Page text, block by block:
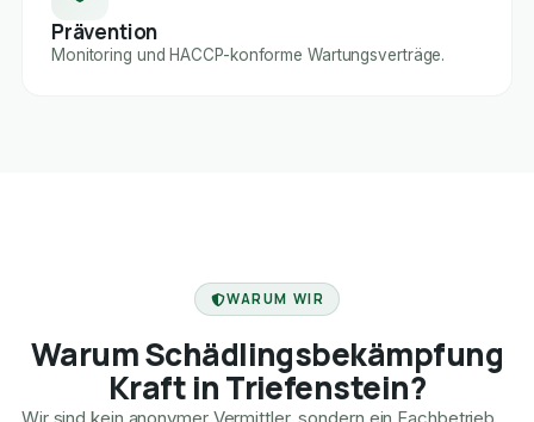
Prävention
Monitoring und HACCP-konforme Wartungsverträge.
WARUM WIR
Warum Schädlingsbekämpfung
Kraft in Triefenstein?